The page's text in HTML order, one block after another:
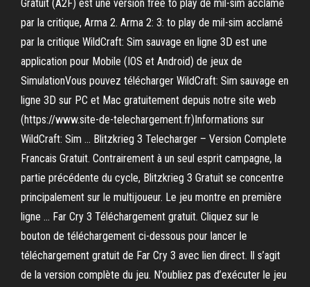
Gratuit (A2F) est une version free to play de mil-sim acclamé
par la critique, Arma 2. Arma 2: 3: to play de mil-sim acclamé
par la critique WildCraft: Sim sauvage en ligne 3D est une
application pour Mobile (IOS et Android) de jeux de
SimulationVous pouvez télécharger WildCraft: Sim sauvage en
ligne 3D sur PC et Mac gratuitement depuis notre site web
(https://www.site-de-telechargement.fr)Informations sur
WildCraft: Sim … Blitzkrieg 3 Telecharger – Version Complete
Francais Gratuit. Contrairement à un seul esprit campagne, la
partie précédente du cycle, Blitzkrieg 3 Gratuit se concentre
principalement sur le multijoueur. Le jeu montre en première
ligne … Far Cry 3 Téléchargement gratuit. Cliquez sur le
bouton de téléchargement ci-dessous pour lancer le
téléchargement gratuit de Far Cry 3 avec lien direct. Il s’agit
de la version complète du jeu. N’oubliez pas d’exécuter le jeu